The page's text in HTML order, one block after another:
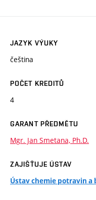
JAZYK VÝUKY
čeština
POČET KREDITŮ
4
GARANT PŘEDMĚTU
Mgr. Jan Smetana, Ph.D.
ZAJIŠŤUJE ÚSTAV
Ústav chemie potravin a